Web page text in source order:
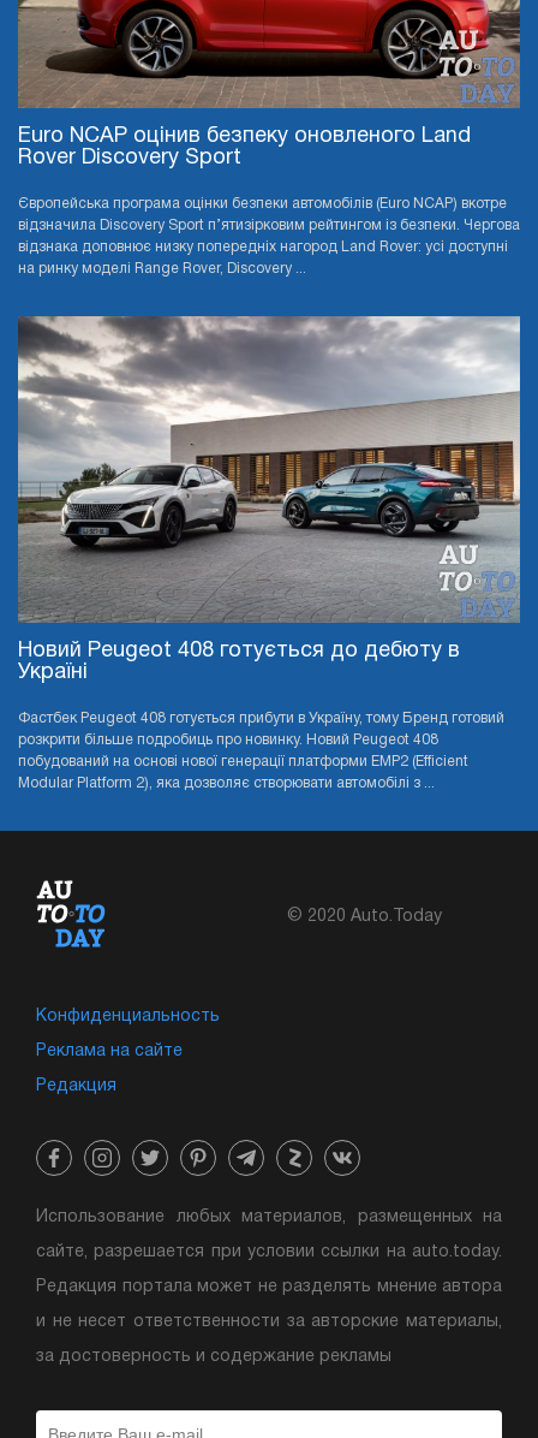
Euro NCAP оцінив безпеку оновленого Land
Rover Discovery Sport
Європейська програма оцінки безпеки автомобілів (Euro NCAP) вкотре
відзначила Discovery Sport п’ятизірковим рейтингом із безпеки. Чергова
відзнака доповнює низку попередніх нагород Land Rover: усі доступні
на ринку моделі Range Rover, Discovery ...
Новий Peugeot 408 готується до дебюту в
Україні
Фастбек Peugeot 408 готується прибути в Україну, тому Бренд готовий
розкрити більше подробиць про новинку. Новий Peugeot 408
побудований на основі нової генерації платформи EMP2 (Efficient
Modular Platform 2), яка дозволяє створювати автомобілі з ...
© 2020 Auto.Today
Конфиденциальность
Реклама на сайте
Редакция
Использование любых материалов, размещенных на
сайте, разрешается при условии ссылки на auto.today.
Редакция портала может не разделять мнение автора
и не несет ответственности за авторские материалы,
за достоверность и содержание рекламы